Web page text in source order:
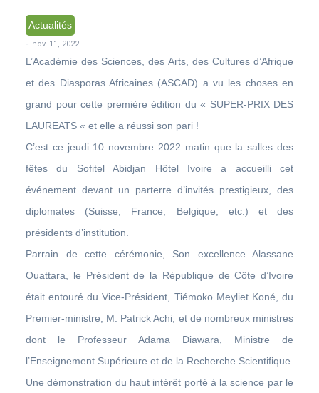
Actualités
- nov. 11, 2022
L’Académie des Sciences, des Arts, des Cultures d’Afrique
et des Diasporas Africaines (ASCAD) a vu les choses en
grand pour cette première édition du « SUPER-PRIX DES
LAUREATS « et elle a réussi son pari !
C’est ce jeudi 10 novembre 2022 matin que la salles des
fêtes du Sofitel Abidjan Hôtel Ivoire a accueilli cet
événement devant un parterre d’invités prestigieux, des
diplomates (Suisse, France, Belgique, etc.) et des
présidents d’institution.
Parrain de cette cérémonie, Son excellence Alassane
Ouattara, le Président de la République de Côte d’Ivoire
était entouré du Vice-Président, Tiémoko Meyliet Koné, du
Premier-ministre, M. Patrick Achi, et de nombreux ministres
dont le Professeur Adama Diawara, Ministre de
l’Enseignement Supérieure et de la Recherche Scientifique.
Une démonstration du haut intérêt porté à la science par le